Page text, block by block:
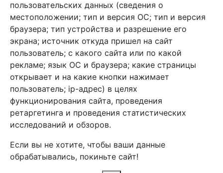
Арбен текстиль г. Щелково, пер.
1-й Советский д.25, владение 2.
Мы в соц. сетях
2026 Copyright © Арбен
пользовательских данных (сведения о
местоположении; тип и версия ОС; тип и версия
браузера; тип устройства и разрешение его
экрана; источник откуда пришел на сайт
пользователь; с какого сайта или по какой
рекламе; язык ОС и браузера; какие страницы
открывает и на какие кнопки нажимает
пользователь; ip-адрес) в целях
функционирования сайта, проведения
ретаргетинга и проведения статистических
исследований и обзоров.
Если вы не хотите, чтобы ваши данные
обрабатывались, покиньте сайт!